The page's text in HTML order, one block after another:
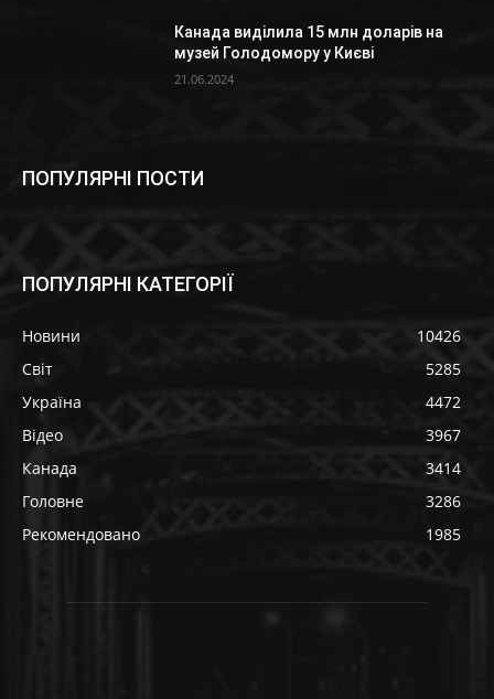
Канада виділила 15 млн доларів на
музей Голодомору у Києві
21.06.2024
ПОПУЛЯРНІ ПОСТИ
ПОПУЛЯРНІ КАТЕГОРІЇ
Новини
10426
Світ
5285
Україна
4472
Відео
3967
Канада
3414
Головне
3286
Рекомендовано
1985